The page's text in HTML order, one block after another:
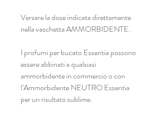
Versare la dose indicata direttamente
nella vaschetta AMMORBIDENTE.
I profumi per bucato Essentia possono
essere abbinati a qualsiasi
ammorbidente in commercio o con
l’Ammorbidente NEUTRO Essentia
per un risultato sublime.